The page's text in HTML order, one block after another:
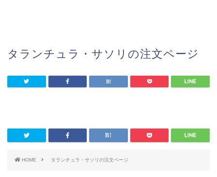
タランチュラ・サソリの注文ページ
HOME タランチュラ・サソリの注文ページ